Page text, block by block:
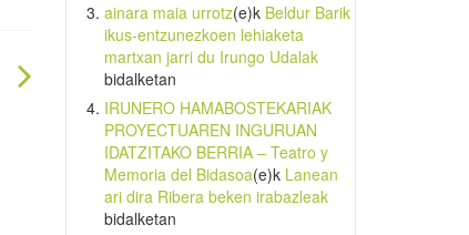
ainara maia urrotz(e)k Beldur Barik
ikus-entzunezkoen lehiaketa
martxan jarri du Irungo Udalak
bidalketan
IRUNERO HAMABOSTEKARIAK
PROYECTUAREN INGURUAN
IDATZITAKO BERRIA – Teatro y
Memoria del Bidasoa(e)k Lanean
ari dira Ribera beken irabazleak
bidalketan